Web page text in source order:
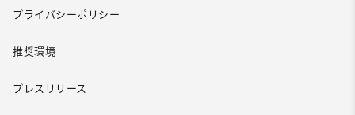
プライバシーポリシー
推奨環境
プレスリリース